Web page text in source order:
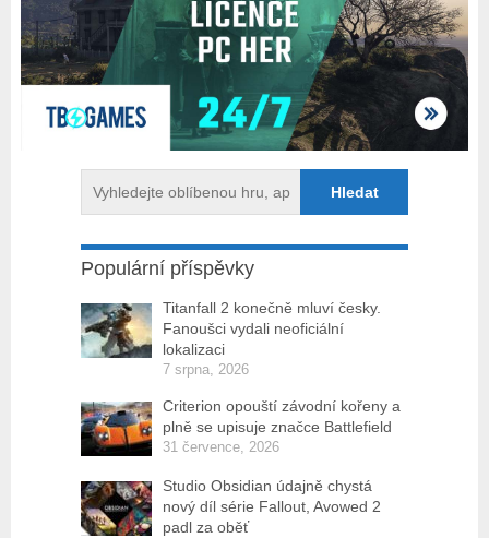
Populární příspěvky
Titanfall 2 konečně mluví česky.
Fanoušci vydali neoficiální
lokalizaci
7 srpna, 2026
Criterion opouští závodní kořeny a
plně se upisuje značce Battlefield
31 července, 2026
Studio Obsidian údajně chystá
nový díl série Fallout, Avowed 2
padl za oběť